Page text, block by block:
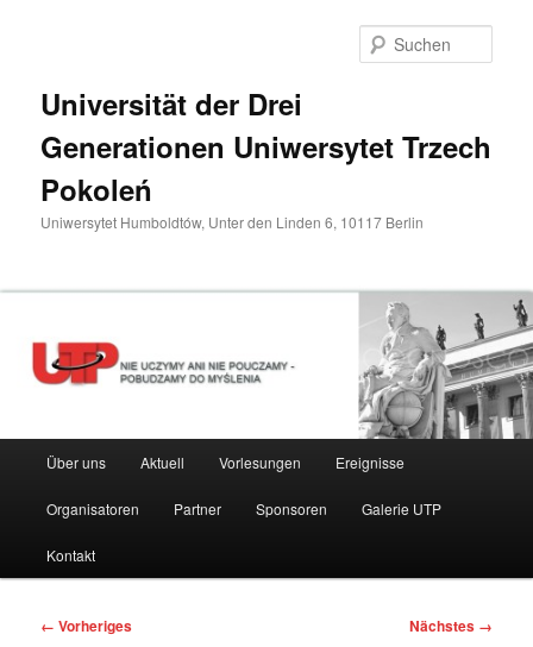
Universität der Drei
Generationen Uniwersytet Trzech
Pokoleń
Uniwersytet Humboldtów, Unter den Linden 6, 10117 Berlin
HauptmenüÜber uns Aktuell Vorlesungen Ereignisse
Organisatoren Partner Sponsoren Galerie UTP
Kontakt
Bilder-
← Vorheriges Nächstes →